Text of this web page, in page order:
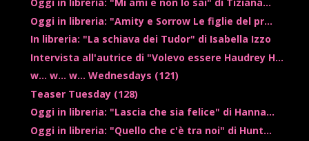
Oggi in libreria: "Amity e Sorrow Le figlie del pr...
In libreria: "La schiava dei Tudor" di Isabella Izzo
Intervista all'autrice di "Volevo essere Haudrey H...
w... w... w... Wednesdays (121)
Teaser Tuesday (128)
Oggi in libreria: "Lascia che sia felice" di Hanna...
Oggi in libreria: "Quello che c'è tra noi" di Hunt...